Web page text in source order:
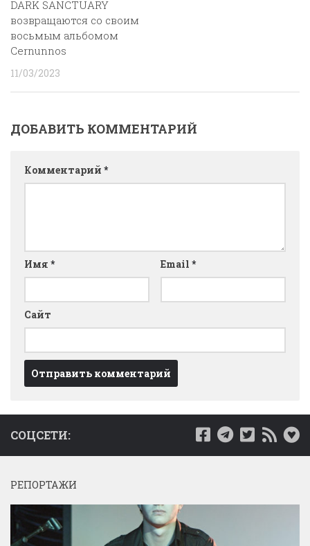
DARK SANCTUARY
возвращаются со своим
восьмым альбомом
Cernunnos
11/03/2023
ДОБАВИТЬ КОММЕНТАРИЙ
Комментарий *
Имя * Email *
Сайт
СОЦСЕТИ:
РЕПОРТАЖИ